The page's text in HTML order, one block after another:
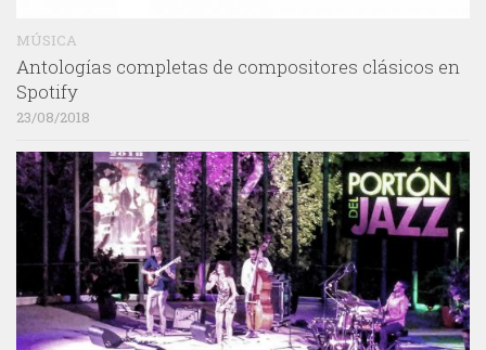
MÚSICA
Antologías completas de compositores clásicos en
Spotify
23/08/2018